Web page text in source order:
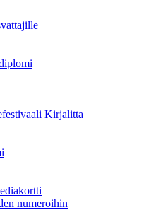
Kirjalitta
numeroihin